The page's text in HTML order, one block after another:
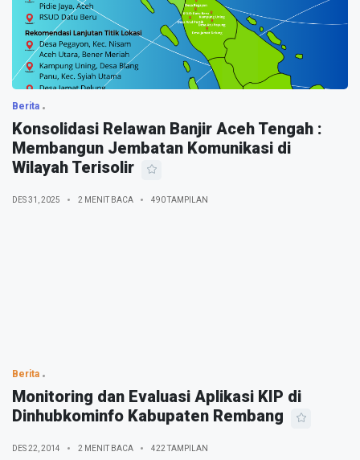
Berita
Konsolidasi Relawan Banjir Aceh Tengah :
Membangun Jembatan Komunikasi di
Wilayah Terisolir
DES 31, 2025 2 MENIT BACA 490 TAMPILAN
Berita
Monitoring dan Evaluasi Aplikasi KIP di
Dinhubkominfo Kabupaten Rembang
DES 22, 2014 2 MENIT BACA 422 TAMPILAN